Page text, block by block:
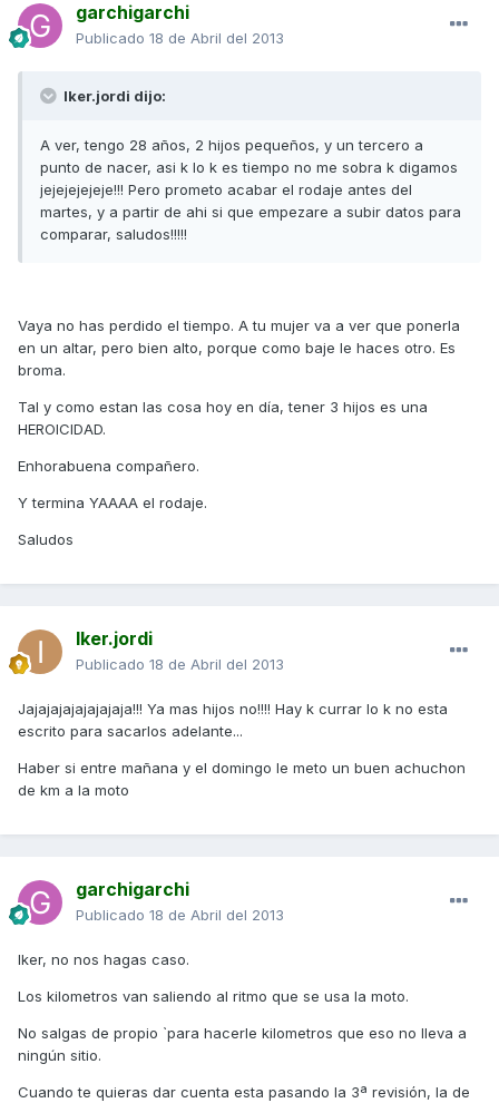
garchigarchi
Publicado 18 de Abril del 2013
Iker.jordi dijo:
A ver, tengo 28 años, 2 hijos pequeños, y un tercero a
punto de nacer, asi k lo k es tiempo no me sobra k digamos
jejejejejeje!!! Pero prometo acabar el rodaje antes del
martes, y a partir de ahi si que empezare a subir datos para
comparar, saludos!!!!!
Vaya no has perdido el tiempo. A tu mujer va a ver que ponerla
en un altar, pero bien alto, porque como baje le haces otro. Es
broma.
Tal y como estan las cosa hoy en día, tener 3 hijos es una
HEROICIDAD.
Enhorabuena compañero.
Y termina YAAAA el rodaje.
Saludos
Iker.jordi
Publicado 18 de Abril del 2013
Jajajajajajajajaja!!! Ya mas hijos no!!!! Hay k currar lo k no esta
escrito para sacarlos adelante...
Haber si entre mañana y el domingo le meto un buen achuchon
de km a la moto
garchigarchi
Publicado 18 de Abril del 2013
Iker, no nos hagas caso.
Los kilometros van saliendo al ritmo que se usa la moto.
No salgas de propio `para hacerle kilometros que eso no lleva a
ningún sitio.
Cuando te quieras dar cuenta esta pasando la 3ª revisión, la de